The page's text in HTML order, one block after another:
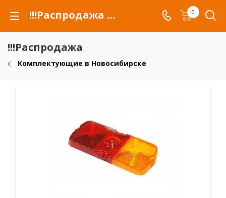
!!!Распродажа для автомобилей российских марок и сельхозтехники 0
!!!Распродажа
Комплектующие в Новосибирске